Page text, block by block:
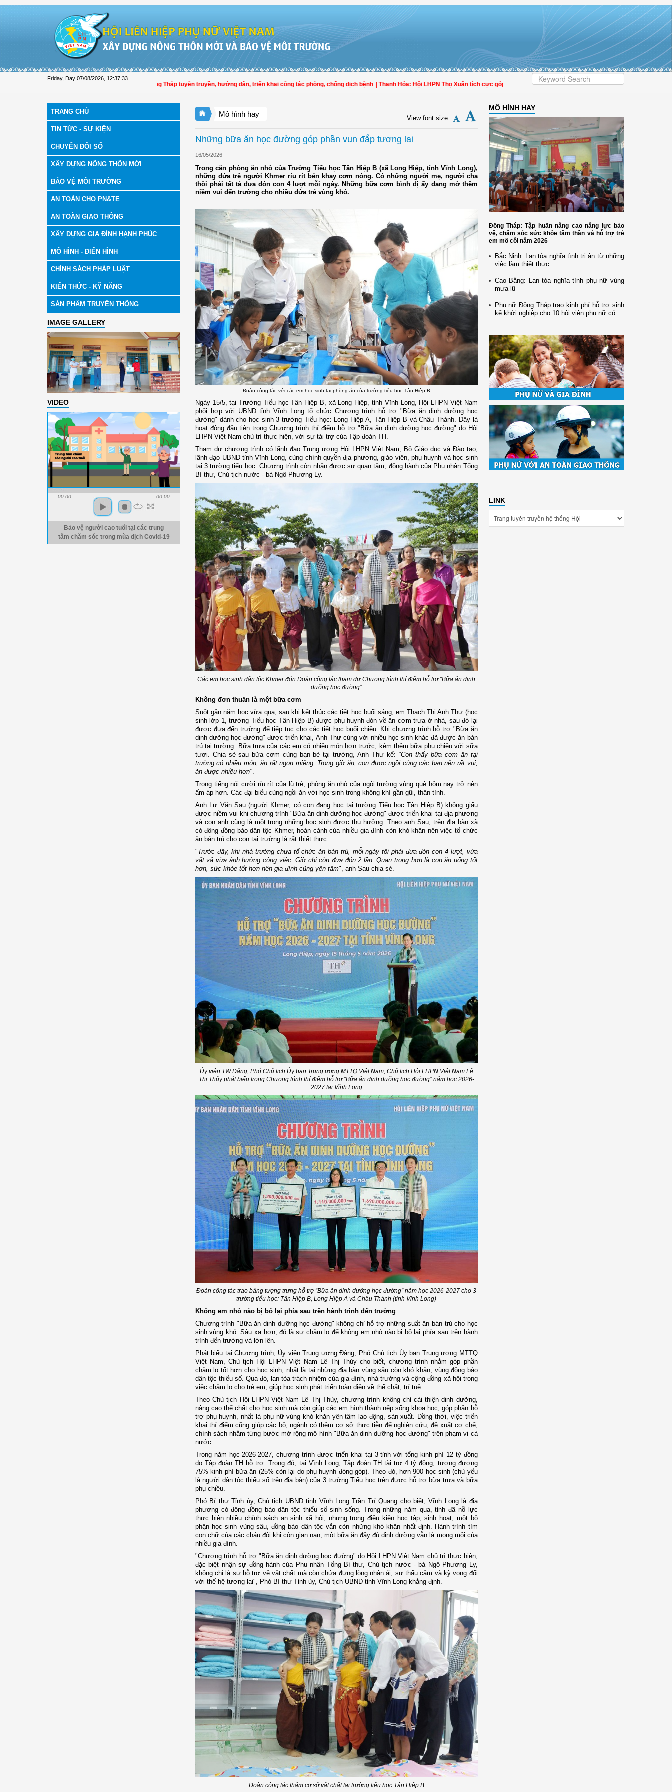
Friday, Day 07/08/2026 12:37:34
Hội LHPN tỉnh Đồng Tháp tuyên truyền, hướng dẫn, triển khai công tác phòng, chống dịch bệnh | Thanh Hóa: Hội LHPN Thọ Xuân tích cực góp phần nâng cao tỷ lệ người dân tham gia bảo hiểm y tế
TRANG CHỦ
TIN TỨC - SỰ KIỆN
CHUYỂN ĐỔI SỐ
XÂY DỰNG NÔNG THÔN MỚI
BẢO VỆ MÔI TRƯỜNG
AN TOÀN CHO PN&TE
AN TOÀN GIAO THÔNG
XÂY DỰNG GIA ĐÌNH HẠNH PHÚC
MÔ HÌNH - ĐIỂN HÌNH
CHÍNH SÁCH PHÁP LUẬT
KIẾN THỨC - KỸ NĂNG
SẢN PHẨM TRUYỀN THÔNG
IMAGE GALLERY
VIDEO
00:00 00:00
Bảo vệ người cao tuổi tại các trung
tâm chăm sóc trong mùa dịch Covid-19
Mô hình hay View font size
Những bữa ăn học đường góp phần vun đắp tương lai
16/05/2026
Trong căn phòng ăn nhỏ của Trường Tiểu học Tân Hiệp B (xã Long Hiệp, tỉnh Vĩnh Long),
những đứa trẻ người Khmer ríu rít bên khay cơm nóng. Có những người mẹ, người cha
thôi phải tất tả đưa đón con 4 lượt mỗi ngày. Những bữa cơm bình dị ấy đang mở thêm
niềm vui đến trường cho nhiều đứa trẻ vùng khó.
Đoàn công tác với các em học sinh tại phòng ăn của trường tiểu học Tân Hiệp B
Ngày 15/5, tại Trường Tiểu học Tân Hiệp B, xã Long Hiệp, tỉnh Vĩnh Long, Hội LHPN Việt Nam
phối hợp với UBND tỉnh Vĩnh Long tổ chức Chương trình hỗ trợ "Bữa ăn dinh dưỡng học
đường" dành cho học sinh 3 trường Tiểu học: Long Hiệp A, Tân Hiệp B và Châu Thành. Đây là
hoạt động đầu tiên trong Chương trình thí điểm hỗ trợ "Bữa ăn dinh dưỡng học đường" do Hội
LHPN Việt Nam chủ trì thực hiện, với sự tài trợ của Tập đoàn TH.
Tham dự chương trình có lãnh đạo Trung ương Hội LHPN Việt Nam, Bộ Giáo dục và Đào tạo,
lãnh đạo UBND tỉnh Vĩnh Long, cùng chính quyền địa phương, giáo viên, phụ huynh và học sinh
tại 3 trường tiểu học. Chương trình còn nhận được sự quan tâm, đồng hành của Phu nhân Tổng
Bí thư, Chủ tịch nước - bà Ngô Phương Ly.
Các em học sinh dân tộc Khmer đón Đoàn công tác tham dự Chương trình thí điểm hỗ trợ “Bữa ăn dinh
dưỡng học đường”
Không đơn thuần là một bữa cơm
Suốt gần năm học vừa qua, sau khi kết thúc các tiết học buổi sáng, em Thạch Thị Anh Thư (học
sinh lớp 1, trường Tiểu học Tân Hiệp B) được phụ huynh đón về ăn cơm trưa ở nhà, sau đó lại
được đưa đến trường để tiếp tục cho các tiết học buổi chiều. Khi chương trình hỗ trợ "Bữa ăn
dinh dưỡng học đường" được triển khai, Anh Thư cùng với nhiều học sinh khác đã được ăn bán
trú tại trường. Bữa trưa của các em có nhiều món hơn trước, kèm thêm bữa phụ chiều với sữa
tươi. Chia sẻ sau bữa cơm cùng bạn bè tại trường, Anh Thư kể: "Con thấy bữa cơm ăn tại
trường có nhiều món, ăn rất ngon miệng. Trong giờ ăn, con được ngồi cùng các bạn nên rất vui,
ăn được nhiều hơn".
Trong tiếng nói cười ríu rít của lũ trẻ, phòng ăn nhỏ của ngôi trường vùng quê hôm nay trở nên
ấm áp hơn. Các đại biểu cùng ngồi ăn với học sinh trong không khí gần gũi, thân tình.
Anh Lư Văn Sau (người Khmer, có con đang học tại trường Tiểu học Tân Hiệp B) không giấu
được niềm vui khi chương trình "Bữa ăn dinh dưỡng học đường" được triển khai tại địa phương
và con anh cũng là một trong những học sinh được thụ hưởng. Theo anh Sau, trên địa bàn xã
có đông đồng bào dân tộc Khmer, hoàn cảnh của nhiều gia đình còn khó khăn nên việc tổ chức
ăn bán trú cho con tại trường là rất thiết thực.
"Trước đây, khi nhà trường chưa tổ chức ăn bán trú, mỗi ngày tôi phải đưa đón con 4 lượt, vừa
vất vả vừa ảnh hưởng công việc. Giờ chỉ còn đưa đón 2 lần. Quan trọng hơn là con ăn uống tốt
hơn, sức khỏe tốt hơn nên gia đình cũng yên tâm", anh Sau chia sẻ.
Ủy viên TW Đảng, Phó Chủ tịch Ủy ban Trung ương MTTQ Việt Nam, Chủ tịch Hội LHPN Việt Nam Lê
Thị Thủy phát biểu trong Chương trình thí điểm hỗ trợ “Bữa ăn dinh dưỡng học đường” năm học 2026-
2027 tại Vĩnh Long
Đoàn công tác trao bảng tượng trưng hỗ trợ “Bữa ăn dinh dưỡng học đường” năm học 2026-2027 cho 3
trường tiểu học: Tân Hiệp B, Long Hiệp A và Châu Thành (tỉnh Vĩnh Long)
Không em nhỏ nào bị bỏ lại phía sau trên hành trình đến trường
Chương trình "Bữa ăn dinh dưỡng học đường" không chỉ hỗ trợ những suất ăn bán trú cho học
sinh vùng khó. Sâu xa hơn, đó là sự chăm lo để không em nhỏ nào bị bỏ lại phía sau trên hành
trình đến trường và lớn lên.
Phát biểu tại Chương trình, Ủy viên Trung ương Đảng, Phó Chủ tịch Ủy ban Trung ương MTTQ
Việt Nam, Chủ tịch Hội LHPN Việt Nam Lê Thị Thủy cho biết, chương trình nhằm góp phần
chăm lo tốt hơn cho học sinh, nhất là tại những địa bàn vùng sâu còn khó khăn, vùng đồng bào
dân tộc thiểu số. Qua đó, lan tỏa trách nhiệm của gia đình, nhà trường và cộng đồng xã hội trong
việc chăm lo cho trẻ em, giúp học sinh phát triển toàn diện về thể chất, trí tuệ...
Theo Chủ tịch Hội LHPN Việt Nam Lê Thị Thủy, chương trình không chỉ cải thiện dinh dưỡng,
nâng cao thể chất cho học sinh mà còn giúp các em hình thành nếp sống khoa học, góp phần hỗ
trợ phụ huynh, nhất là phụ nữ vùng khó khăn yên tâm lao động, sản xuất. Đồng thời, việc triển
khai thí điểm cũng giúp các bộ, ngành có thêm cơ sở thực tiễn để nghiên cứu, đề xuất cơ chế,
chính sách nhằm từng bước mở rộng mô hình "Bữa ăn dinh dưỡng học đường" trên phạm vi cả
nước.
Trong năm học 2026-2027, chương trình được triển khai tại 3 tỉnh với tổng kinh phí 12 tỷ đồng
do Tập đoàn TH hỗ trợ. Trong đó, tại Vĩnh Long, Tập đoàn TH tài trợ 4 tỷ đồng, tương đương
75% kinh phí bữa ăn (25% còn lại do phụ huynh đóng góp). Theo đó, hơn 900 học sinh (chủ yếu
là người dân tộc thiểu số trên địa bàn) của 3 trường Tiểu học trên được hỗ trợ bữa trưa và bữa
phụ chiều.
Phó Bí thư Tỉnh ủy, Chủ tịch UBND tỉnh Vĩnh Long Trần Trí Quang cho biết, Vĩnh Long là địa
phương có đông đồng bào dân tộc thiểu số sinh sống. Trong những năm qua, tỉnh đã nỗ lực
thực hiện nhiều chính sách an sinh xã hội, nhưng trong điều kiện học tập, sinh hoạt, một bộ
phận học sinh vùng sâu, đồng bào dân tộc vẫn còn những khó khăn nhất định. Hành trình tìm
con chữ của các cháu đôi khi còn gian nan, một bữa ăn đầy đủ dinh dưỡng vẫn là mong mỏi của
nhiều gia đình.
"Chương trình hỗ trợ "Bữa ăn dinh dưỡng học đường" do Hội LHPN Việt Nam chủ trì thực hiện,
đặc biệt nhận sự đồng hành của Phu nhân Tổng Bí thư, Chủ tịch nước - bà Ngô Phương Ly,
không chỉ là sự hỗ trợ về vật chất mà còn chứa đựng lòng nhân ái, sự thấu cảm và kỳ vọng đối
với thế hệ tương lai", Phó Bí thư Tỉnh ủy, Chủ tịch UBND tỉnh Vĩnh Long khẳng định.
Đoàn công tác thăm cơ sở vật chất tại trường tiểu học Tân Hiệp B
MÔ HÌNH HAY
Đồng Tháp: Tập huấn nâng cao năng lực bảo
vệ, chăm sóc sức khỏe tâm thần và hỗ trợ trẻ
em mồ côi năm 2026
Bắc Ninh: Lan tỏa nghĩa tình tri ân từ những
việc làm thiết thực
Cao Bằng: Lan tỏa nghĩa tình phụ nữ vùng
mưa lũ
Phụ nữ Đồng Tháp trao kinh phí hỗ trợ sinh
kế khởi nghiệp cho 10 hội viên phụ nữ có...
LINK